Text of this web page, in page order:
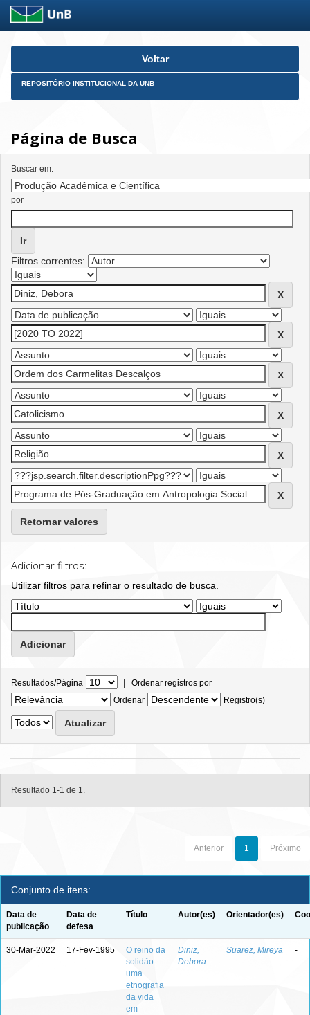
Skip
Voltar
REPOSITÓRIO INSTITUCIONAL DA UNB
Página de Busca
Buscar em:
por
Filtros correntes:
Retornar valores
Adicionar filtros:
Utilizar filtros para refinar o resultado de busca.
Resultados/Página | Ordenar registros por
Ordenar
Registro(s)
Resultado 1-1 de 1.
Anterior 1 Próximo
Conjunto de itens:
Data de
publicação
Data de
defesa
Título Autor(es) Orientador(es)
30-Mar-2022 17-Fev-1995
O reino da
solidão :
uma
etnografia
da vida
em
Diniz,
Debora
Suarez, Mireya -